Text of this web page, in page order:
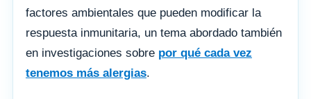
factores ambientales que pueden modificar la
respuesta inmunitaria, un tema abordado también
en investigaciones sobre por qué cada vez
tenemos más alergias.